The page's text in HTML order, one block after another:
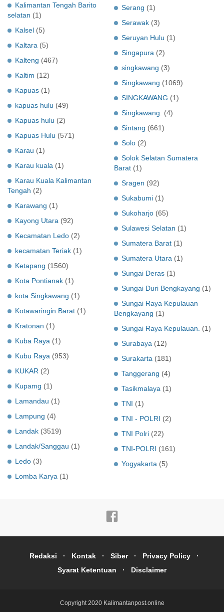
Kalimantan Tengah Barito
selatan (1)
Kalsel (5)
Kaltara (5)
Kalteng (467)
Kaltim (12)
Kapuas (1)
kapuas hulu (49)
Kapuas hulu (2)
Kapuas Hulu (571)
Karau (1)
Karau kuala (1)
Karau Kuala Kalimantan
Tengah (2)
Karawang (1)
Kayong Utara (92)
Kecamatan Ledo (2)
kecamatan Teriak (1)
Ketapang (1560)
Kota Pontianak (1)
kota Singkawang (1)
Kotawaringin Barat (1)
Kratonan (1)
Kuba Raya (1)
Kubu Raya (953)
KUKAR (2)
Kupamg (1)
Lamandau (1)
Lampung (4)
Landak (3519)
Landak/Sanggau (1)
Ledo (3)
Lomba Karya (1)
Serang (1)
Serawak (3)
Seruyan Hulu (1)
Singapura (2)
singkawang (3)
Singkawang (1069)
SINGKAWANG (1)
Singkawang.
(4)
Sintang (661)
Solo (2)
Solok Selatan Sumatera
Barat (1)
Sragen (92)
Sukabumi (1)
Sukoharjo (65)
Sulawesi Selatan (1)
Sumatera Barat (1)
Sumatera Utara (1)
Sungai Deras (1)
Sungai Duri Bengkayang (1)
Sungai Raya Kepulauan
Bengkayang (1)
Sungai Raya Kepulauan.
(1)
Surabaya (12)
Surakarta (181)
Tanggerang (4)
Tasikmalaya (1)
TNI (1)
TNI - POLRI (2)
TNI Polri (22)
TNI-POLRI (161)
Yogyakarta (5)
Redaksi Kontak Siber
Privacy Policy
Syarat Ketentuan
Disclaimer
Copyright 2020 Kalimantanpost.online